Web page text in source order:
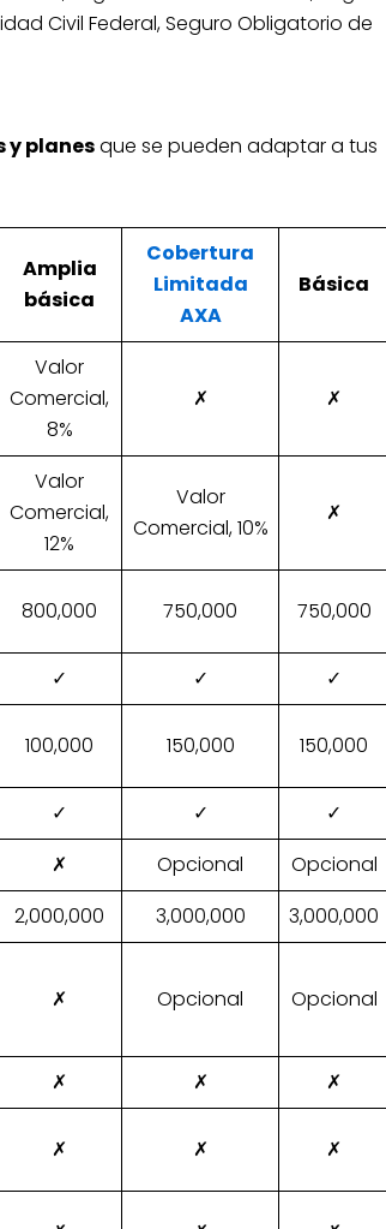
Civil Federal, Seguro Obligatorio de
y planesque se pueden adaptar a tus
Amplia
básica
Cobertura
Limitada
AXA
Básica
Valor
Comercial,
8%
✗ ✗
Valor
Comercial,
12%
Valor
Comercial, 10%
✗
800,000 750,000 750,000
✓ ✓
✓
100,000 150,000 150,000
✓ ✓
✓
✗ Opcional
Opcional
2,000,000 3,000,000
3,000,000
✗ Opcional Opcional
✗ ✗
✗
✗ ✗ ✗